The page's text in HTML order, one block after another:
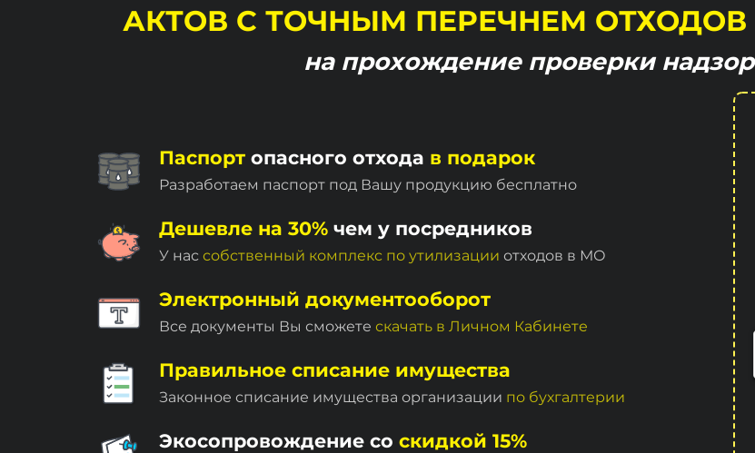
АКТОВ С ТОЧНЫМ ПЕРЕЧНЕМ ОТХОДОВ
на прохождение проверки
Паспорт опасного отхода в подарок
Разработаем паспорт под Вашу продукцию бесплатно
Дешевле на 30% чем у посредников
У нас собственный комплекc по утилизации отходов в МО
Электронный документооборот
Все документы Вы сможете скачать в Личном Кабинете
Правильное списание имущества
Законное списание имущества организации по бухгалтерии
Экосопровождение со скидкой 15%